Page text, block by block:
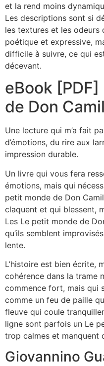
et la rend moins
Les descriptions sont si
les textures et les odeurs
poétique et expressive,
difficile à suivre, ce qui
décevant.
eBook
de Don
Une lecture qui m’a fait
d’émotions, du rire aux
impression durable.
Un livre qui vous fera
émotions, mais qui
petit monde de Don
claquent et qui blessent,
Les Le petit monde de
qu’ils semblent
lente.
L’histoire est bien écrite,
cohérence dans la trame
commence fort, mais qui
comme un feu de paille
fleuve qui coule
ligne sont parfois un Le
trop calmes et manquent
Giovannino